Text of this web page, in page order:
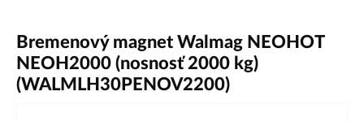
Bremenový magnet Walmag NEOHOT
NEOH2000 (nosnosť 2000 kg)
(WALMLH30PENOV2200)